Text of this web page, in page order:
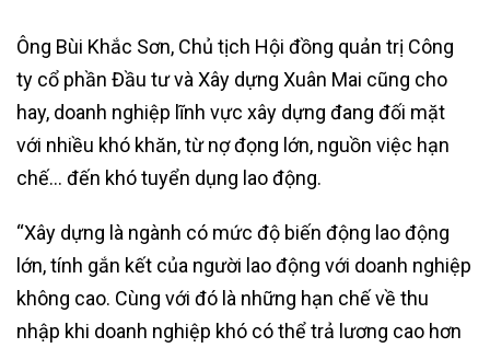
Ông Bùi Khắc Sơn, Chủ tịch Hội đồng quản trị Công
ty cổ phần Đầu tư và Xây dựng Xuân Mai cũng cho
hay, doanh nghiệp lĩnh vực xây dựng đang đối mặt
với nhiều khó khăn, từ nợ đọng lớn, nguồn việc hạn
chế… đến khó tuyển dụng lao động.
“Xây dựng là ngành có mức độ biến động lao động
lớn, tính gắn kết của người lao động với doanh nghiệp
không cao. Cùng với đó là những hạn chế về thu
nhập khi doanh nghiệp khó có thể trả lương cao hơn